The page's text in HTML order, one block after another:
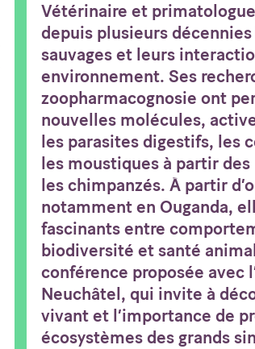
Vétérinaire et
depuis plusieurs
sauvages et leurs
environnement. Ses
zoopharmacognosie ont
nouvelles molécules,
les parasites digestifs, les
les moustiques à partir
les chimpanzés. À partir
notamment en Ouganda,
fascinants entre
biodiversité et santé
conférence proposée avec
Neuchâtel, qui invite à
vivant et l’importance de
écosystèmes des grands